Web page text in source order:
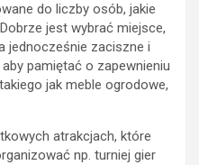
do liczby osób, jakie
jest wybrać miejsce,
jednocześnie zaciszne i
pamiętać o zapewnieniu
jak meble ogrodowe,
atrakcjach, które
np. turniej gier